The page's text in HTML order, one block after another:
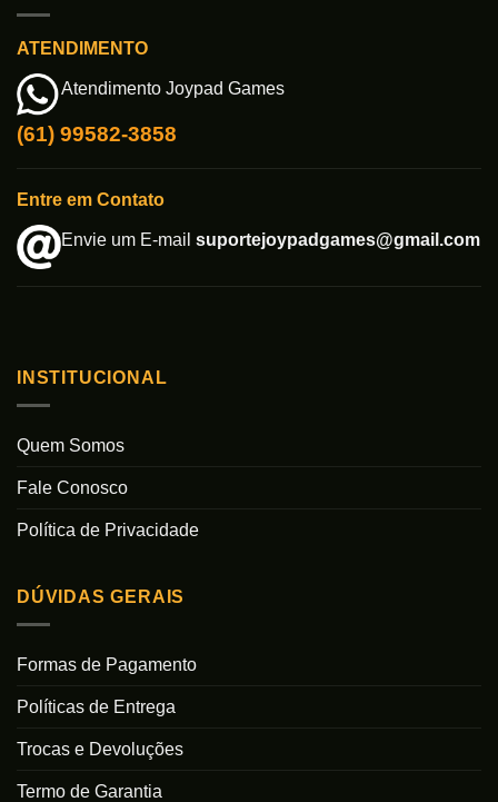
ATENDIMENTO
Atendimento Joypad Games
(61) 99582-3858
Entre em Contato
Envie um E-mail suportejoypadgames@gmail.com
INSTITUCIONAL
Quem Somos
Fale Conosco
Política de Privacidade
DÚVIDAS GERAIS
Formas de Pagamento
Políticas de Entrega
Trocas e Devoluções
Termo de Garantia